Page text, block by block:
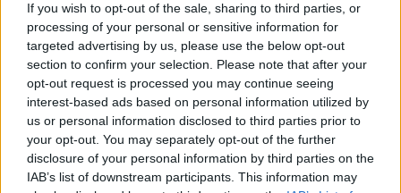
If you wish to opt-out of the sale, sharing to third parties, or
processing of your personal or sensitive information for
targeted advertising by us, please use the below opt-out
section to confirm your selection. Please note that after your
opt-out request is processed you may continue seeing
interest-based ads based on personal information utilized by
us or personal information disclosed to third parties prior to
your opt-out. You may separately opt-out of the further
disclosure of your personal information by third parties on the
IAB’s list of downstream participants. This information may
stringessero attorno a Maia Sandu. Abbiamo
quindi un chiaro segnale che il vento è
cambiato, perché oggi la Moldavia non è più
soltanto spettatrice, ma attrice del proprio
destino europeo».